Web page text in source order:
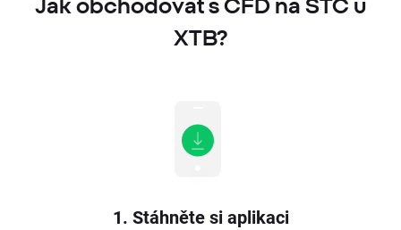
Jak obchodovat s CFD na STC u
XTB?
1. Stáhněte si aplikaci